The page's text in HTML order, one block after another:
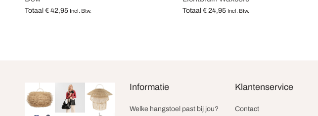
Totaal € 42,95 Incl. Btw. Totaal € 24,95 Incl. Btw.
Informatie
Welke hangstoel past bij jou?
Klantenservice
Contact